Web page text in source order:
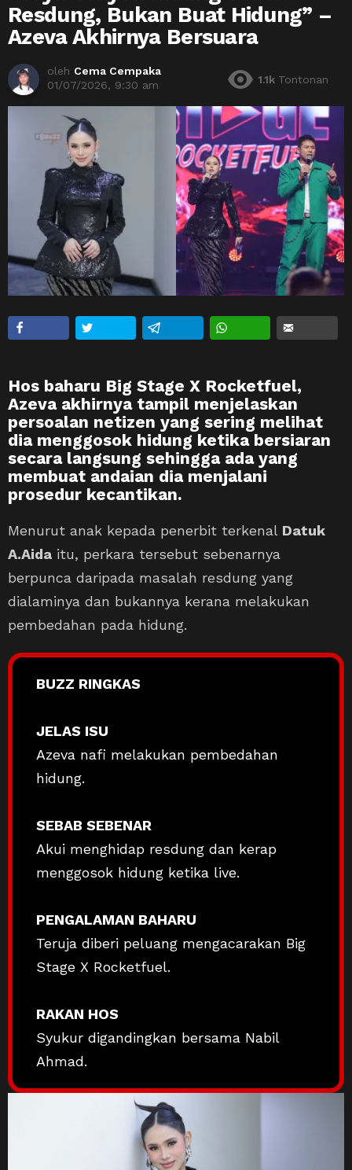
Resdung, Bukan Buat Hidung” –
Azeva Akhirnya Bersuara
oleh Cema Cempaka
01/07/2026, 9:30 am
1.1k Tontonan
Hos baharu Big Stage X Rocketfuel,
Azeva akhirnya tampil menjelaskan
persoalan netizen yang sering melihat
dia menggosok hidung ketika bersiaran
secara langsung sehingga ada yang
membuat andaian dia menjalani
prosedur kecantikan.
Menurut anak kepada penerbit terkenal Datuk
A.Aida itu, perkara tersebut sebenarnya
berpunca daripada masalah resdung yang
dialaminya dan bukannya kerana melakukan
pembedahan pada hidung.
BUZZ RINGKAS
JELAS ISU
Azeva nafi melakukan pembedahan
hidung.
SEBAB SEBENAR
Akui menghidap resdung dan kerap
menggosok hidung ketika live.
PENGALAMAN BAHARU
Teruja diberi peluang mengacarakan Big
Stage X Rocketfuel.
RAKAN HOS
Syukur digandingkan bersama Nabil
Ahmad.